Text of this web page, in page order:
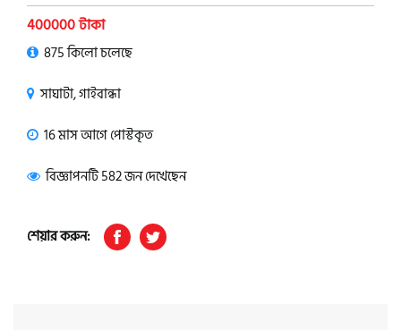
400000 টাকা
875 কিলো চলেছে
সাঘাটা, গাইবান্ধা
16 মাস আগে পোস্টকৃত
বিজ্ঞাপনটি 582 জন দেখেছেন
শেয়ার করুন: